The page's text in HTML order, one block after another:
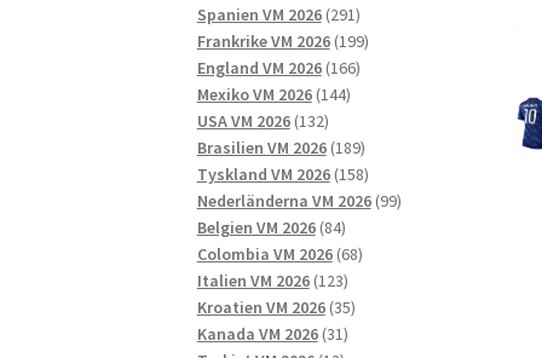
produkter
Spanien VM 2026 291291
produkter
Frankrike VM 2026 199199
England VM 2026 166166
Mexiko VM 2026 144144
USA VM 2026 132132
produkter
Brasilien VM 2026 189189
produkter
Tyskland VM 2026 158158
produkter
Nederländerna VM 2026 9999
Belgien VM 2026 8484
produkter
Colombia VM 2026 6868
Italien VM 2026 123123
produkter
Kroatien VM 2026 3535
Kanada VM 2026 3131